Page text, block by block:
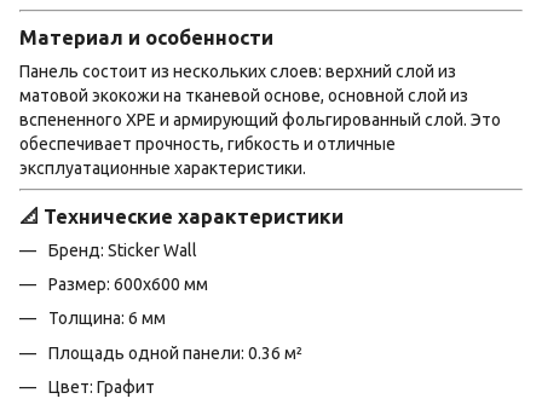
Материал и особенности
Панель состоит из нескольких слоев: верхний слой из
матовой экокожи на тканевой основе, основной слой из
вспененного XPE и армирующий фольгированный слой. Это
обеспечивает прочность, гибкость и отличные
эксплуатационные характеристики.
📐 Технические характеристики
Бренд: Sticker Wall
Размер: 600х600 мм
Толщина: 6 мм
Площадь одной панели: 0.36 м²
Цвет: Графит